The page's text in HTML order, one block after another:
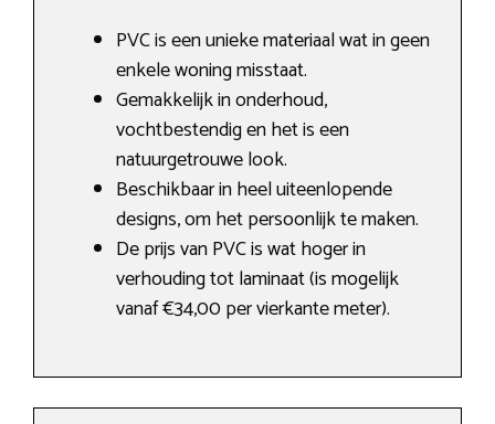
PVC is een unieke materiaal wat in geen
enkele woning misstaat.
Gemakkelijk in onderhoud,
vochtbestendig en het is een
natuurgetrouwe look.
Beschikbaar in heel uiteenlopende
designs, om het persoonlijk te maken.
De prijs van PVC is wat hoger in
verhouding tot laminaat (is mogelijk
vanaf €34,00 per vierkante meter).